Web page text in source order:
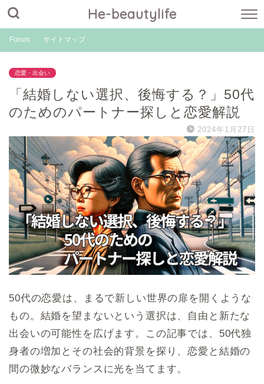
He-beautylife
Forum サイトマップ
恋愛・出会い
「結婚しない選択、後悔する？」50代
のためのパートナー探しと恋愛解説
2024年1月27日
50代の恋愛は、まるで新しい世界の扉を開くような
もの。結婚を望まないという選択は、自由と新たな
出会いの可能性を広げます。この記事では、50代独
身者の増加とその社会的背景を探り、恋愛と結婚の
間の微妙なバランスに光を当てます。